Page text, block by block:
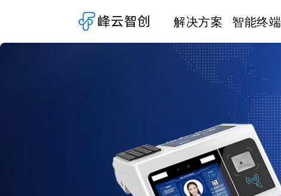
解决方案 智能终端